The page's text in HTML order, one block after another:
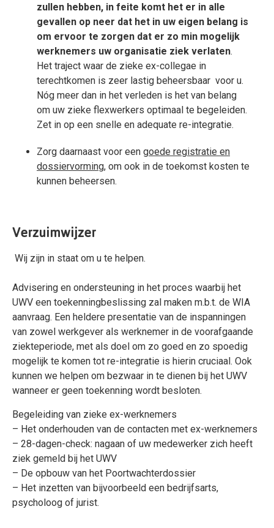
zullen hebben, in feite komt het er in alle
gevallen op neer dat het in uw eigen belang is
om ervoor te zorgen dat er zo min mogelijk
werknemers uw organisatie ziek verlaten.
Het traject waar de zieke ex-collegae in
terechtkomen is zeer lastig beheersbaar voor u.
Nóg meer dan in het verleden is het van belang
om uw zieke flexwerkers optimaal te begeleiden.
Zet in op een snelle en adequate re-integratie.
Zorg daarnaast voor een goede registratie en
dossiervorming, om ook in de toekomst kosten te
kunnen beheersen.
Verzuimwijzer
Wij zijn in staat om u te helpen.
Advisering en ondersteuning in het proces waarbij het
UWV een toekenningbeslissing zal maken m.b.t. de WIA
aanvraag. Een heldere presentatie van de inspanningen
van zowel werkgever als werknemer in de voorafgaande
ziekteperiode, met als doel om zo goed en zo spoedig
mogelijk te komen tot re-integratie is hierin cruciaal. Ook
kunnen we helpen om bezwaar in te dienen bij het UWV
wanneer er geen toekenning wordt besloten.
Begeleiding van zieke ex-werknemers
– Het onderhouden van de contacten met ex-werknemers
– 28-dagen-check: nagaan of uw medewerker zich heeft
ziek gemeld bij het UWV
– De opbouw van het Poortwachterdossier
– Het inzetten van bijvoorbeeld een bedrijfsarts,
psycholoog of jurist.